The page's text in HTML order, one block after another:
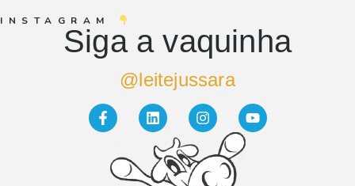
INSTAGRAM
Siga a vaquinha
@leitejussara